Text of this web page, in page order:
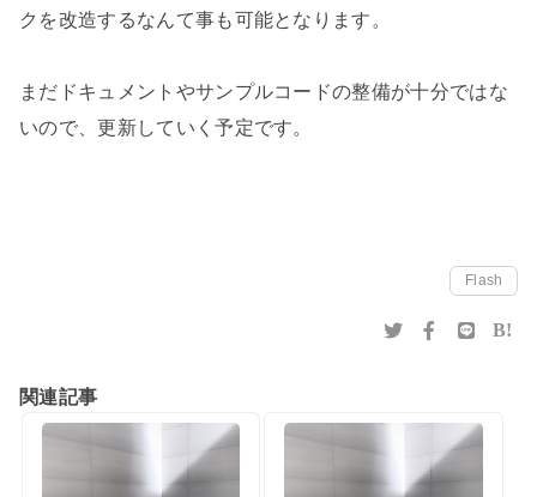
クを改造するなんて事も可能となります。
まだドキュメントやサンプルコードの整備が十分ではな
いので、更新していく予定です。
Flash
B!
関連記事